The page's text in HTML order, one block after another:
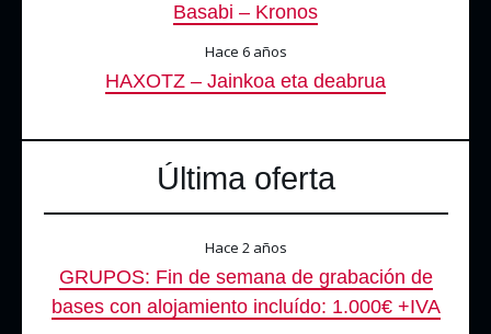
Basabi – Kronos
Hace 6 años
HAXOTZ – Jainkoa eta deabrua
Última oferta
Hace 2 años
GRUPOS: Fin de semana de grabación de
bases con alojamiento incluído: 1.000€ +IVA